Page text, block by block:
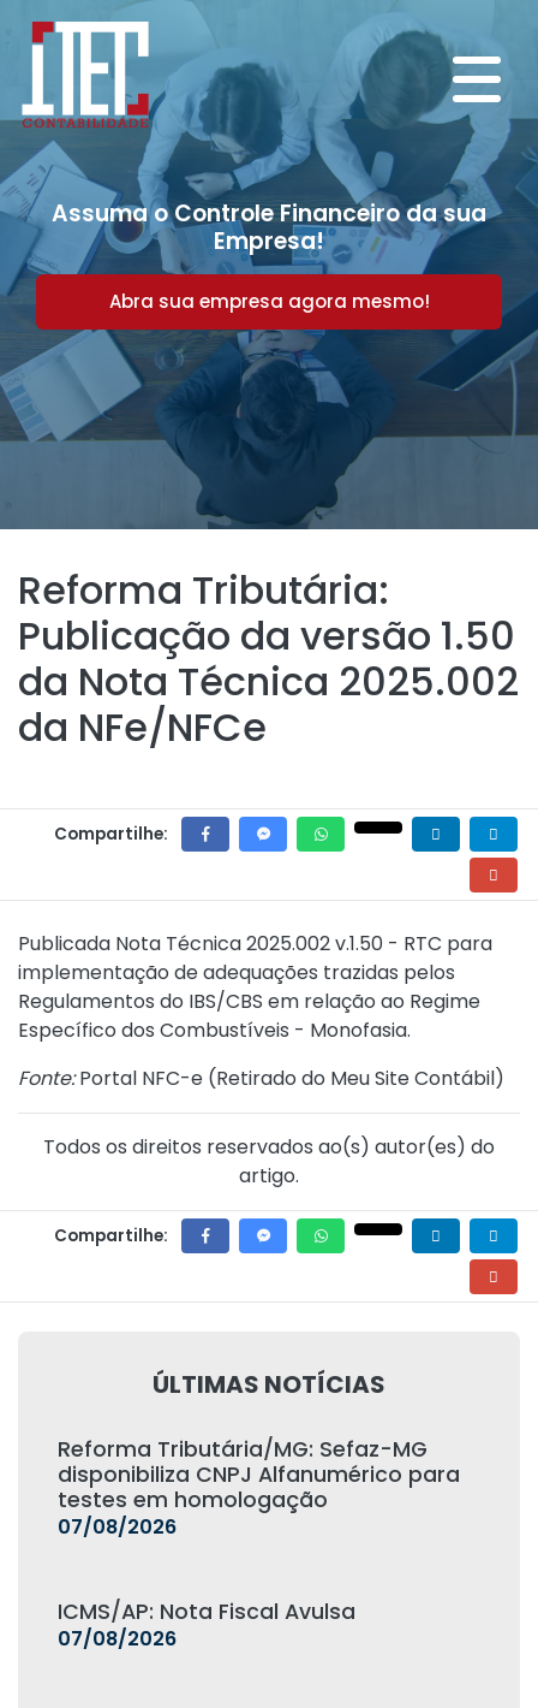
Assuma o Controle Financeiro da sua
Empresa!
Abra sua empresa agora mesmo!
Reforma Tributária:
Publicação da versão 1.50
da Nota Técnica 2025.002
da NFe/NFCe
Compartilhe:
Publicada Nota Técnica 2025.002 v.1.50 - RTC para
implementação de adequações trazidas pelos
Regulamentos do IBS/CBS em relação ao Regime
Específico dos Combustíveis - Monofasia.
Fonte:Portal NFC-e (Retirado do Meu Site Contábil)
Todos os direitos reservados ao(s) autor(es) do
artigo.
Compartilhe:
ÚLTIMAS NOTÍCIAS
Reforma Tributária/MG: Sefaz-MG
disponibiliza CNPJ Alfanumérico para
testes em homologação
07/08/2026
ICMS/AP: Nota Fiscal Avulsa
07/08/2026